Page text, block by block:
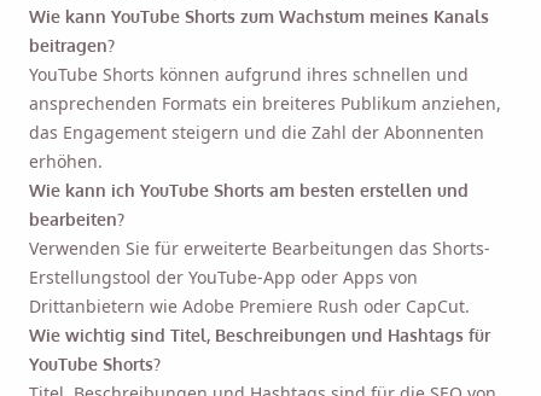
Wie kann YouTube Shorts zum Wachstum meines Kanals
beitragen?
YouTube Shorts können aufgrund ihres schnellen und
ansprechenden Formats ein breiteres Publikum anziehen,
das Engagement steigern und die Zahl der Abonnenten
erhöhen.
Wie kann ich YouTube Shorts am besten erstellen und
bearbeiten?
Verwenden Sie für erweiterte Bearbeitungen das Shorts-
Erstellungstool der YouTube-App oder Apps von
Drittanbietern wie Adobe Premiere Rush oder CapCut.
Wie wichtig sind Titel, Beschreibungen und Hashtags für
YouTube Shorts?